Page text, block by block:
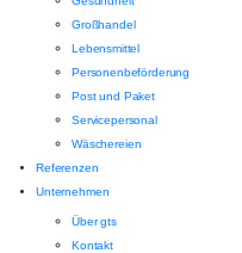
Großhandel
Lebensmittel
Personenbeförderung
Post und Paket
Servicepersonal
Wäschereien
Referenzen
Unternehmen
Über gts
Kontakt